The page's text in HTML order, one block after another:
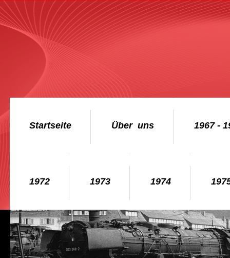
Startseite Über  uns 1967 -
1972 1973 1974